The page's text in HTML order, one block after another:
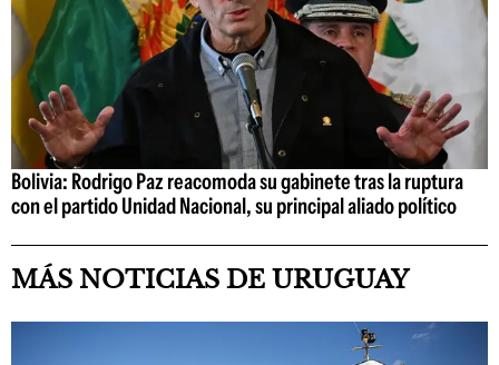
Bolivia: Rodrigo Paz reacomoda su gabinete tras la ruptura
con el partido Unidad Nacional, su principal aliado político
MÁS NOTICIAS DE URUGUAY